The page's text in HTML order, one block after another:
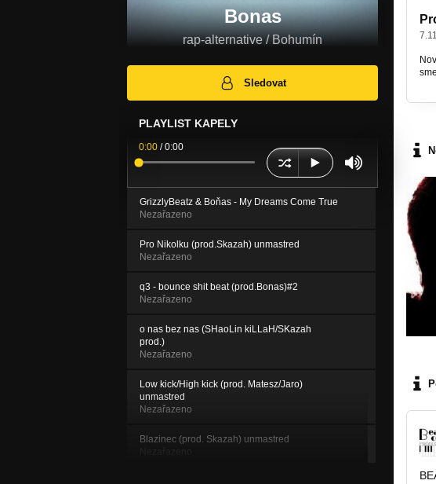
Bonas
rap-alternative / Bohumín
Sledovat
PLAYLIST KAPELY
0:00 /0:00
GrizzlyBeatz & Boňas - My Dreams Come True
Nezařazeno
Pro Nikolku (prod.Skazah) unmastred
Nezařazeno
q3 - bounce shit beat (prod.Bonas)#2
Nezařazeno
o nas bez nas (SHaoLin kiLLaH/SKazah
prod.)
Nezařazeno
Low kick/High kick (prod. Matesz/Jaro)
unmastred
Nezařazeno
Blazinec (prod. Skazah) unmastred
Nezařazeno